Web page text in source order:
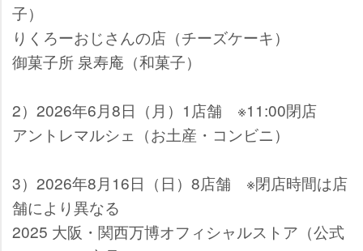
子）
りくろーおじさんの店（チーズケーキ）
御菓子所 泉寿庵（和菓子）
2）2026年6月8日（月）1店舗 ※11:00閉店
アントレマルシェ（お土産・コンビニ）
3）2026年8月16日（日）8店舗 ※閉店時間は店
舗により異なる
2025 大阪・関西万博オフィシャルストア（公式